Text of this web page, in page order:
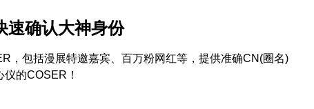
速确认大神身份
，包括漫展特邀嘉宾、百万粉网红等，提供准确CN(圈名)
的COSER！